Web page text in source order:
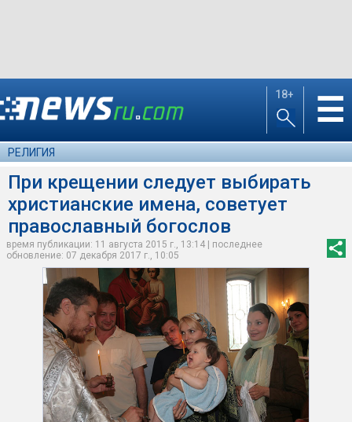
18+ ☰
РЕЛИГИЯ
При крещении следует выбирать
христианские имена, советует
православный богослов
время публикации: 11 августа 2015 г., 13:14 | последнее
обновление: 07 декабря 2017 г., 10:05